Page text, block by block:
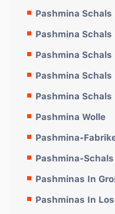
Pashmina
Pashmina
Pashmina
Pashmina
Pashmina
Pashmina Wolle
Pashmina-
Pashmina-Schals
Pashminas In
Pashminas In